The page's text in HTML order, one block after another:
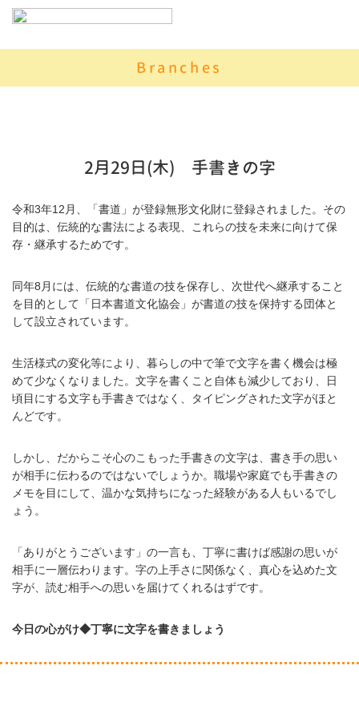
Branches
2月29日(木) 手書きの字
令和3年12月、「書道」が登録無形文化財に登録されました。その
目的は、伝統的な書法による表現、これらの技を未来に向けて保
存・継承するためです。
同年8月には、伝統的な書道の技を保存し、次世代へ継承すること
を目的として「日本書道文化協会」が書道の技を保持する団体と
して設立されています。
生活様式の変化等により、暮らしの中で筆で文字を書く機会は極
めて少なくなりました。文字を書くこと自体も減少しており、日
頃目にする文字も手書きではなく、タイピングされた文字がほと
んどです。
しかし、だからこそ心のこもった手書きの文字は、書き手の思い
が相手に伝わるのではないでしょうか。職場や家庭でも手書きの
メモを目にして、温かな気持ちになった経験がある人もいるでし
ょう。
「ありがとうございます」の一言も、丁寧に書けば感謝の思いが
相手に一層伝わります。字の上手さに関係なく、真心を込めた文
字が、読む相手への思いを届けてくれるはずです。
今日の心がけ◆丁寧に文字を書きましょう